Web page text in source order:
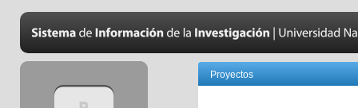
Proyectos